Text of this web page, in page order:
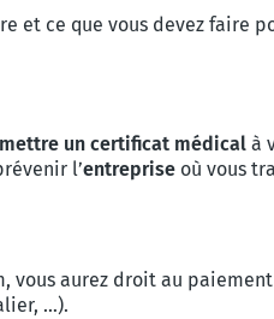
et ce que vous devez faire
un certificat médical à
l’entreprise où vous
vous aurez droit au
…).